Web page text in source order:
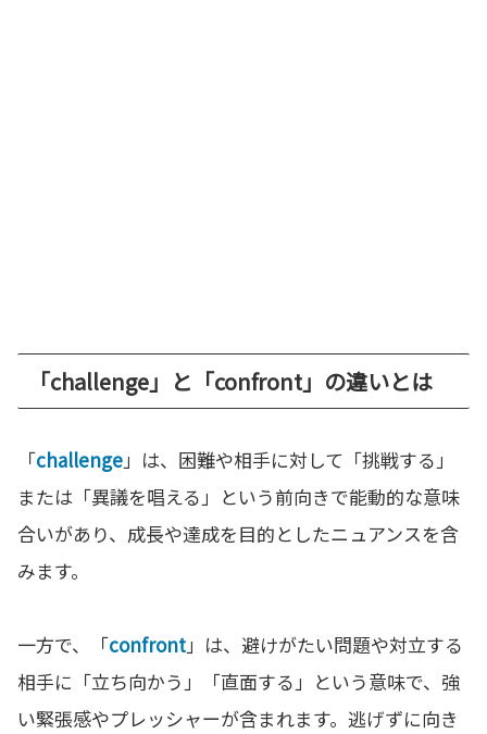
「challenge」と「confront」の違いとは
「challenge」は、困難や相手に対して「挑戦する」
または「異議を唱える」という前向きで能動的な意味
合いがあり、成長や達成を目的としたニュアンスを含
みます。
一方で、「confront」は、避けがたい問題や対立する
相手に「立ち向かう」「直面する」という意味で、強
い緊張感やプレッシャーが含まれます。逃げずに向き